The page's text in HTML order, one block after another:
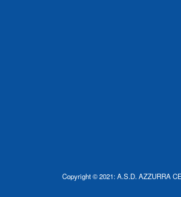
Copyright © 2021: A.S.D. AZZURRA